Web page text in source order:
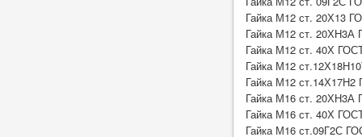
Гайка М12 ст. 20Х13
Гайка М12 ст. 20ХН3А
Гайка М12 ст. 40Х
Гайка М12
Гайка М12 ст.14Х17Н2
Гайка М16 ст. 20ХН3А
Гайка М16 ст. 40Х
Гайка М16 ст.09Г2С